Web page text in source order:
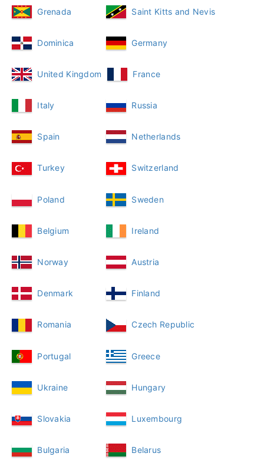
Grenada Saint Kitts and Nevis
Dominica Germany
United Kingdom France
Italy Russia
Spain Netherlands
Turkey Switzerland
Poland Sweden
Belgium Ireland
Norway Austria
Denmark Finland
Romania Czech Republic
Portugal Greece
Ukraine Hungary
Slovakia Luxembourg
Bulgaria Belarus